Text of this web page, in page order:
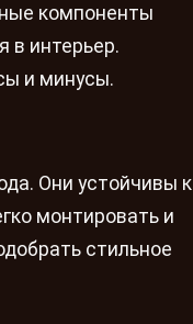
компоненты
в интерьер.
и минусы.
Они устойчивы к
монтировать и
стильное